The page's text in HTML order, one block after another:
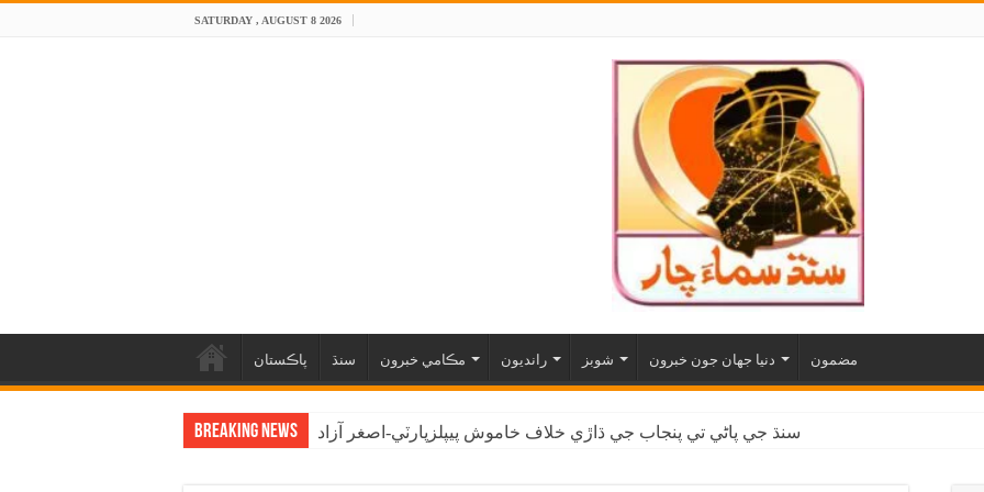
SATURDAY , AUGUST 8 2026
پاڪستان سنڌ مڪامي خبرون رانديون شوبز دنيا جهان جون خبرون مضمون
Breaking News سنڌ جي پاڻي تي پنجاب جي ڌاڙي خلاف خاموش پيپلزپارٽي-اصغر آزاد